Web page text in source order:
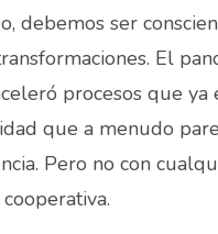
debemos ser
El
procesos que
que a menudo
Pero no con